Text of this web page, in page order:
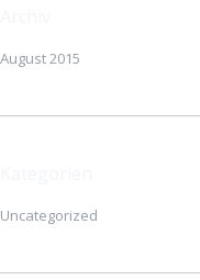
August 2015
Uncategorized